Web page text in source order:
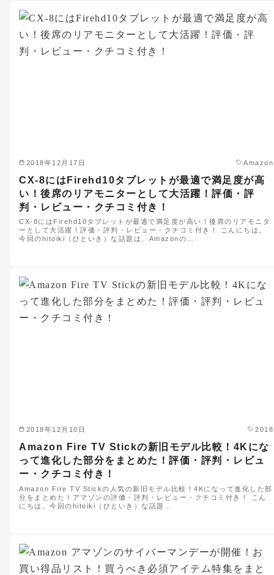
2018年12月17日 Amazon
CX-8にはFirehd10タブレットが最適で満足度が高
い！後席のリアモニターとして大活躍！評価・評
判・レビュー・クチコミ付き！
CX-8にはFirehd10タブレットが最適で満足度が高い！後席のリアモニタ
ーとして大活躍！評価・評判・レビュー・クチコミ付き！ こんにちは。
今回のhitoiki（ひといき）な話題は、Amazonの…
2018年12月10日 2018
Amazon Fire TV Stickの新旧モデル比較！4Kにな
って進化した部分をまとめた！評価・評判・レビュ
ー・クチコミ付き！
Amazon Fire TV Stickの人気の新旧モデル比較！4Kになって進化した部
分をまとめた！アマゾンの評価・評判・レビュー・クチコミ付き！ こん
にちは。今回のhitoiki（ひといき）な話題…